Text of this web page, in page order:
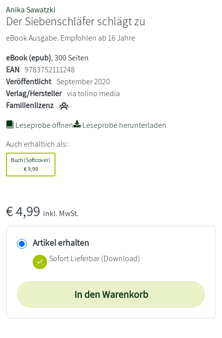
Anika Sawatzki
Der Siebenschläfer schlägt zu
eBook Ausgabe. Empfohlen ab 16 Jahre
eBook (epub), 300 Seiten
EAN 9783752111248
Veröffentlicht September 2020
Verlag/Hersteller via tolino media
Familienlizenz
Leseprobe öffnen
Leseprobe herunterladen
Auch erhältlich als:
Buch (Softcover)
€9,99
€4,99 inkl. MwSt.
Artikel erhalten
Sofort Lieferbar (Download)
In den Warenkorb